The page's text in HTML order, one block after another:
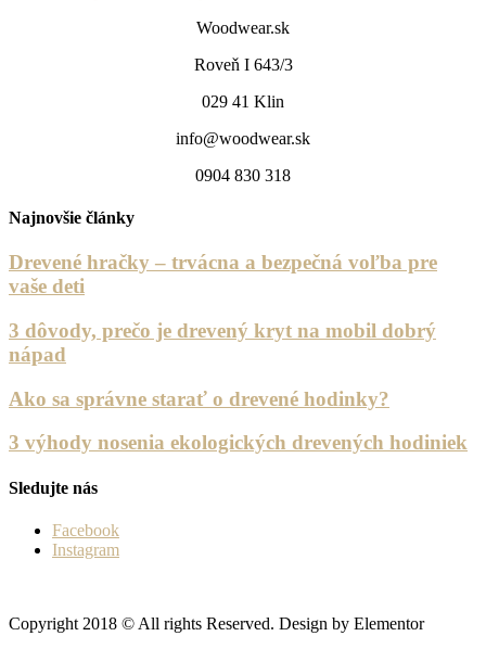
Woodwear.sk
Roveň I 643/3
029 41 Klin
info@woodwear.sk
0904 830 318
Najnovšie články
Drevené hračky – trvácna a bezpečná voľba pre
vaše deti
3 dôvody, prečo je drevený kryt na mobil dobrý
nápad
Ako sa správne starať o drevené hodinky?
3 výhody nosenia ekologických drevených hodiniek
Sledujte nás
Facebook
Instagram
Copyright 2018 © All rights Reserved. Design by Elementor